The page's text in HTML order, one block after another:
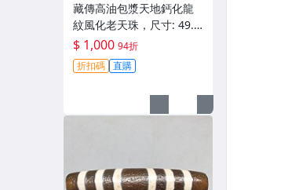
藏傳高油包漿天地鈣化龍
紋風化老天珠，尺寸: 49.6
×13.5左右，材質：瑪瑙，
天珠 瑪瑙 硃砂【德寶齋】
406
$ 1,000 94折
折扣碼 直購